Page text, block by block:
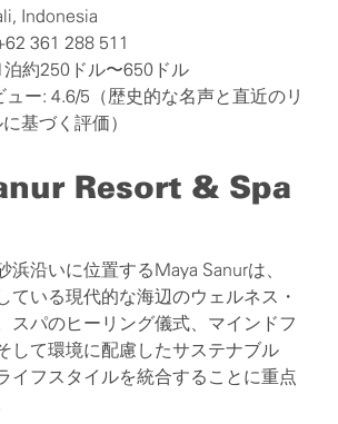
Indonesia
361 288 511
泊約250ドル〜650ドル
ュー: 4.6/5（歴史的な名声と直近のリ
基づく評価）
Resort & Spa
浜沿いに位置するMaya Sanurは、
ている現代的な海辺のウェルネス・
スパのヒーリング儀式、マインドフ
して環境に配慮したサステナブル
イフスタイルを統合することに重点